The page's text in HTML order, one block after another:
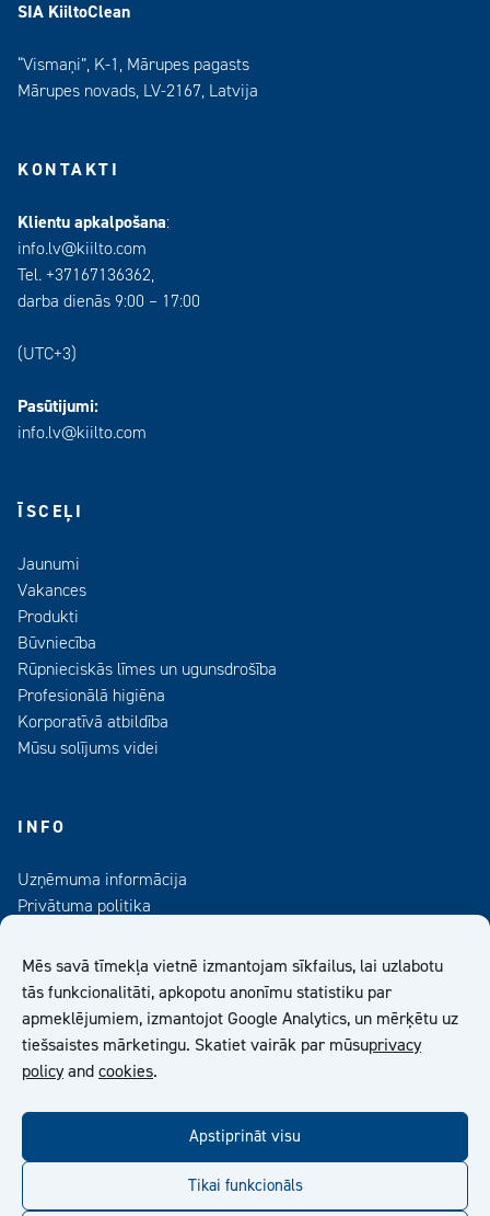
Mēs savā tīmekļa vietnē izmantojam sīkfailus, lai uzlabotu
tās funkcionalitāti, apkopotu anonīmu statistiku par
apmeklējumiem, izmantojot Google Analytics, un mērķētu uz
tiešsaistes mārketingu. Skatiet vairāk par mūsuprivacy
policyand cookies.
Apstiprināt visu
Tikai funkcionāls
SIA KiiltoClean
“Vismaņi”, K-1, Mārupes pagasts
Mārupes novads, LV-2167, Latvija
KONTAKTI
Klientu apkalpošana:
info.lv@kiilto.com
Tel. +37167136362,
darba dienās 9:00 – 17:00
(UTC+3)
Pasūtijumi:
info.lv@kiilto.com
ĪSCEĻI
Jaunumi
Vakances
Produkti
Būvniecība
Rūpnieciskās līmes un ugunsdrošība
Profesionālā higiēna
Korporatīvā atbildība
Mūsu solījums videi
INFO
Uzņēmuma informācija
Privātuma politika
Medijiem
Abonējiet mūsu informatīvo izdevumu
Kiilto Latvija SIA Vispārīgie Pārdošanas Nosacījumi
youtube